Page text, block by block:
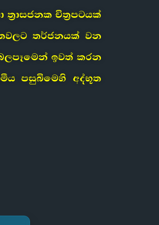
චිත්‍රපටයක්
තර්ජනයක් වන
ඉවත් කරන
පසුබිමෙහි අද්භූත